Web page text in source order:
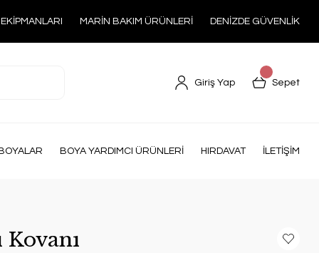
MARİN BAKIM ÜRÜNLERİ DENİZDE GÜVENLİK
Giriş Yap Sepet
BOYA YARDIMCI ÜRÜNLERİ HIRDAVAT İLETİŞİM